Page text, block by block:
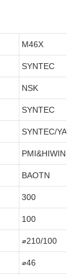
M46X
SYNTEC
NSK
SYNTEC
SYNTEC/
PMI&HIWIN
BAOTN
300
100
⌀210/100
⌀46